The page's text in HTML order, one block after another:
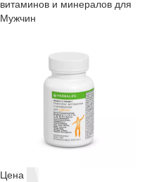
витаминов и минералов для
Мужчин
Цена